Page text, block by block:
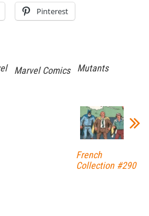
Pinterest
Marvel Comics
Mutants
French
Collection #290